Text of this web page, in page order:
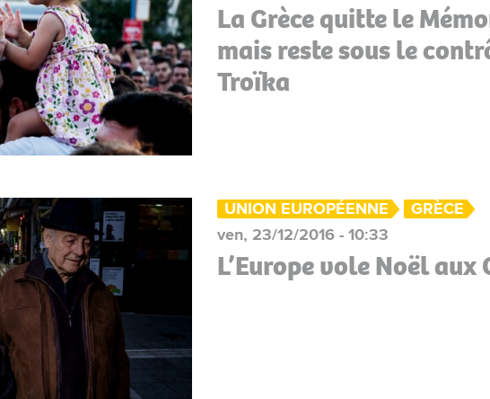
La Grèce quitte le
mais reste sous le
Troïka
UNION EUROPÉENNE
GRÈCE
ven, 23/12/2016 - 10:33
L’Europe vole Noël aux